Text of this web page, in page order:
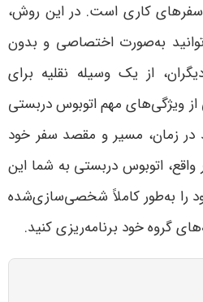
کاری است. در این روش،
به‌صورت اختصاصی و بدون
از یک وسیله نقلیه برای
از ویژگی‌های مهم اتوبوس دربستی
در زمان، مسیر و مقصد سفر خود
اتوبوس دربستی به شما این
را به‌طور کاملاً شخصی‌سازی‌شده
گروه خود برنامه‌ریزی کنید.